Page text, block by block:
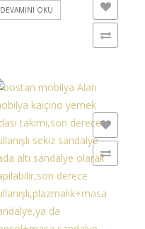
DEVAMINI OKU
ADD TO WISHLIST
ADD TO COMPARE
ADD TO WISHLIST